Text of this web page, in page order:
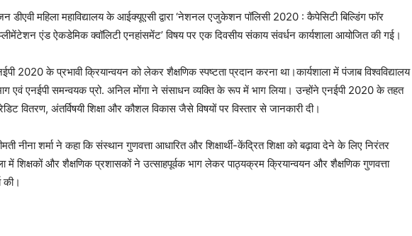
डीएवी महिला महाविद्यालय के आईक्यूएसी द्वारा ‘नेशनल एजुकेशन पॉलिसी 2020 : कैपेसिटी बिल्डिंग फॉर
एंड ऐकडेमिक क्वॉलिटी एनहांसमेंट’ विषय पर एक दिवसीय संकाय संवर्धन कार्यशाला आयोजित की गई।
2020 के प्रभावी क्रियान्वयन को लेकर शैक्षणिक स्पष्टता प्रदान करना था।कार्यशाला में पंजाब विश्वविद्यालय
एवं एनईपी समन्वयक प्रो. अनिल मोंगा ने संसाधन व्यक्ति के रूप में भाग लिया। उन्होंने एनईपी 2020 के तहत
वितरण, अंतर्विषयी शिक्षा और कौशल विकास जैसे विषयों पर विस्तार से जानकारी दी।
नीना शर्मा ने कहा कि संस्थान गुणवत्ता आधारित और शिक्षार्थी-केंद्रित शिक्षा को बढ़ावा देने के लिए निरंतर
में शिक्षकों और शैक्षणिक प्रशासकों ने उत्साहपूर्वक भाग लेकर पाठ्यक्रम क्रियान्वयन और शैक्षणिक गुणवत्ता
की।